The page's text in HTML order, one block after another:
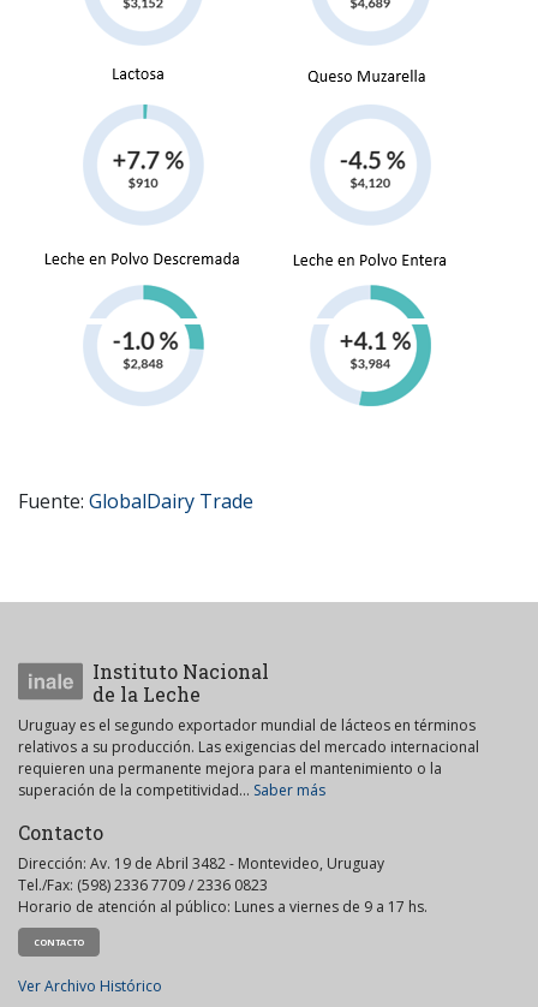
Fuente: GlobalDairy Trade
Instituto Nacional
de la Leche
Uruguay es el segundo exportador mundial de lácteos en términos
relativos a su producción. Las exigencias del mercado internacional
requieren una permanente mejora para el mantenimiento o la
superación de la competitividad... Saber más
Contacto
Dirección: Av. 19 de Abril 3482 - Montevideo, Uruguay
Tel./Fax: (598) 2336 7709 / 2336 0823
Horario de atención al público: Lunes a viernes de 9 a 17 hs.
CONTACTO
Ver Archivo Histórico